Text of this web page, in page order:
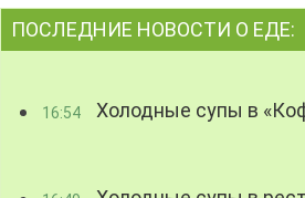
ПОСЛЕДНИЕ НОВОСТИ О ЕДЕ:
16:54 Холодные супы в